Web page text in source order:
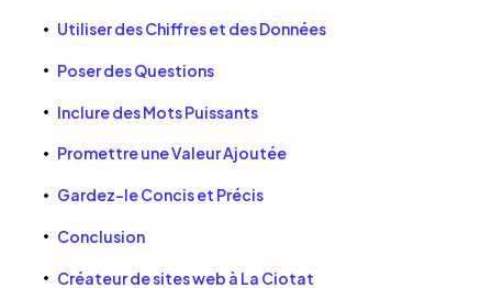
Utiliser des Chiffres et des Données
Poser des Questions
Inclure des Mots Puissants
Promettre une Valeur Ajoutée
Gardez-le Concis et Précis
Conclusion
Créateur de sites web à La Ciotat